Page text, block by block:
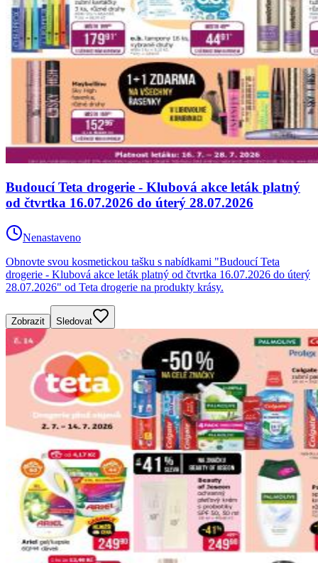
Budoucí Teta drogerie - Klubová akce leták platný
od čtvrtka 16.07.2026 do úterý 28.07.2026
Nenastaveno
Obnovte svou kosmetickou tašku s nabídkami "Budoucí Teta
drogerie - Klubová akce leták platný od čtvrtka 16.07.2026 do úterý
28.07.2026" od Teta drogerie na produkty krásy.
Zobrazit Sledovat